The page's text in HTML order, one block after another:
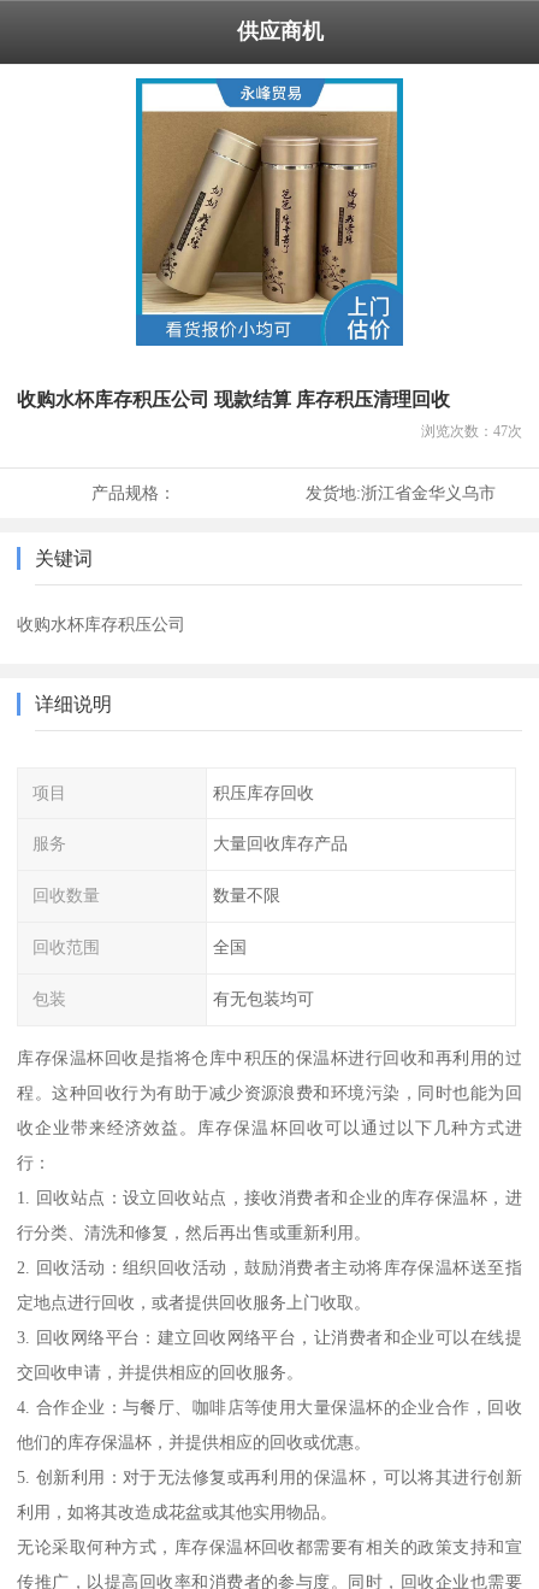
供应商机
收购水杯库存积压公司 现款结算 库存积压清理回收
浏览次数： 47次
产品规格： 发货地:浙江省金华义乌市
关键词
收购水杯库存积压公司
详细说明
项目 积压库存回收
服务 大量回收库存产品
回收数量 数量不限
回收范围 全国
包装 有无包装均可
库存保温杯回收是指将仓库中积压的保温杯进行回收和再利用的过
程。这种回收行为有助于减少资源浪费和环境污染，同时也能为回
收企业带来经济效益。库存保温杯回收可以通过以下几种方式进
行：
1. 回收站点：设立回收站点，接收消费者和企业的库存保温杯，进
行分类、清洗和修复，然后再出售或重新利用。
2. 回收活动：组织回收活动，鼓励消费者主动将库存保温杯送至指
定地点进行回收，或者提供回收服务上门收取。
3. 回收网络平台：建立回收网络平台，让消费者和企业可以在线提
交回收申请，并提供相应的回收服务。
4. 合作企业：与餐厅、咖啡店等使用大量保温杯的企业合作，回收
他们的库存保温杯，并提供相应的回收或优惠。
5. 创新利用：对于无法修复或再利用的保温杯，可以将其进行创新
利用，如将其改造成花盆或其他实用物品。
无论采取何种方式，库存保温杯回收都需要有相关的政策支持和宣
传推广，以提高回收率和消费者的参与度。同时，回收企业也需要